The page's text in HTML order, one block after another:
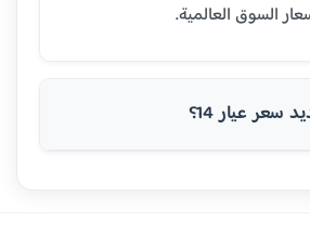
السوق العالمية.
سعر عيار 14؟